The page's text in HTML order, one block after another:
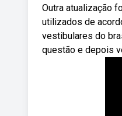
Outra atualização
utilizados de
vestibulares do
questão e depois